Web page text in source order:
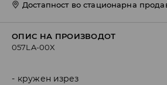
Достапност во стационарна
ОПИС НА ПРОИЗВОДОТ
057LA-00X
кружен изрез